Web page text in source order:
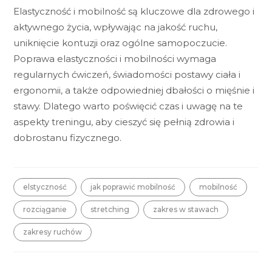
Elastyczność i mobilność są kluczowe dla zdrowego i
aktywnego życia, wpływając na jakość ruchu,
uniknięcie kontuzji oraz ogólne samopoczucie.
Poprawa elastyczności i mobilności wymaga
regularnych ćwiczeń, świadomości postawy ciała i
ergonomii, a także odpowiedniej dbałości o mięśnie i
stawy. Dlatego warto poświęcić czas i uwagę na te
aspekty treningu, aby cieszyć się pełnią zdrowia i
dobrostanu fizycznego.
elstyczność jak poprawić mobilność mobilność
rozciąganie stretching zakres w stawach
zakresy ruchów